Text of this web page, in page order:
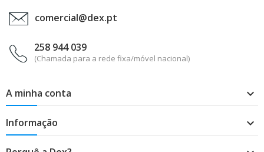
comercial@dex.pt
258 944 039
(Chamada para a rede fixa/móvel nacional)
A minha conta 
Informação 